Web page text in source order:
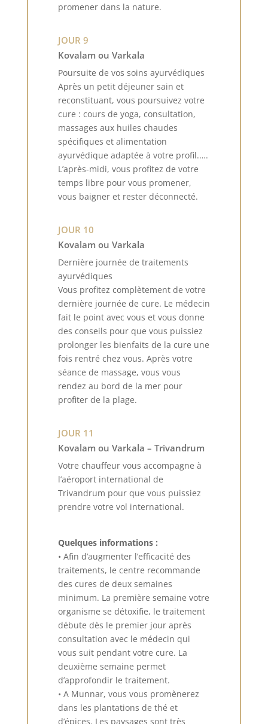
promener dans la nature.
JOUR 9
Kovalam ou Varkala
Poursuite de vos soins ayurvédiques
Après un petit déjeuner sain et
reconstituant, vous poursuivez votre
cure : cours de yoga, consultation,
massages aux huiles chaudes
spécifiques et alimentation
ayurvédique adaptée à votre profil.….
L’après-midi, vous profitez de votre
temps libre pour vous promener,
vous baigner et rester déconnecté.
JOUR 10
Kovalam ou Varkala
Dernière journée de traitements
ayurvédiques
Vous profitez complètement de votre
dernière journée de cure. Le médecin
fait le point avec vous et vous donne
des conseils pour que vous puissiez
prolonger les bienfaits de la cure une
fois rentré chez vous. Après votre
séance de massage, vous vous
rendez au bord de la mer pour
profiter de la plage.
JOUR 11
Kovalam ou Varkala – Trivandrum
Votre chauffeur vous accompagne à
l’aéroport international de
Trivandrum pour que vous puissiez
prendre votre vol international.
Quelques informations :
• Afin d’augmenter l’efficacité des
traitements, le centre recommande
des cures de deux semaines
minimum. La première semaine votre
organisme se détoxifie, le traitement
débute dès le premier jour après
consultation avec le médecin qui
vous suit pendant votre cure. La
deuxième semaine permet
d’approfondir le traitement.
• A Munnar, vous vous promènerez
dans les plantations de thé et
d’épices. Les paysages sont très